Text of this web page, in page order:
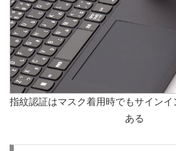
指紋認証はマスク着用時でもサイン
ある